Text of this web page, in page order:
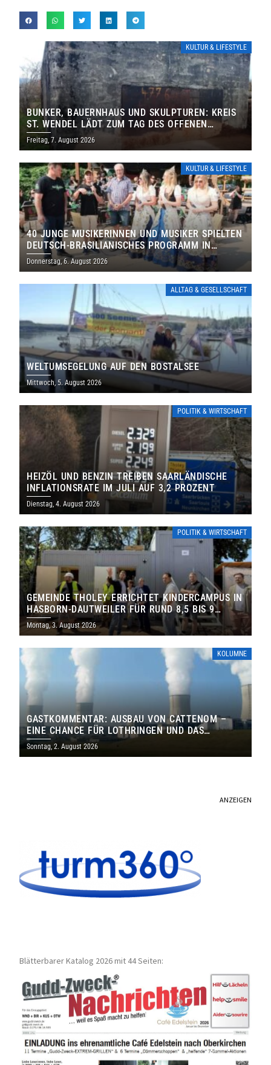
KULTUR & LIFESTYLE
BUNKER, BAUERNHAUS UND SKULPTUREN: KREIS
ST. WENDEL LÄDT ZUM TAG DES OFFENEN
DENKMALS EIN
Freitag, 7. August 2026
KULTUR & LIFESTYLE
40 JUNGE MUSIKERINNEN UND MUSIKER SPIELTEN
DEUTSCH-BRASILIANISCHES PROGRAMM IN
THOLEY
Donnerstag, 6. August 2026
ALLTAG & GESELLSCHAFT
WELTUMSEGELUNG AUF DEN BOSTALSEE
Mittwoch, 5. August 2026
POLITIK & WIRTSCHAFT
HEIZÖL UND BENZIN TREIBEN SAARLÄNDISCHE
INFLATIONSRATE IM JULI AUF 3,2 PROZENT
Dienstag, 4. August 2026
POLITIK & WIRTSCHAFT
GEMEINDE THOLEY ERRICHTET KINDERCAMPUS IN
HASBORN-DAUTWEILER FÜR RUND 8,5 BIS 9
MILLIONEN EURO
Montag, 3. August 2026
KOLUMNE
GASTKOMMENTAR: AUSBAU VON CATTENOM –
EINE CHANCE FÜR LOTHRINGEN UND DAS
SAARLAND
Sonntag, 2. August 2026
ANZEIGEN
Blätterbarer Katalog 2026 mit 44 Seiten: